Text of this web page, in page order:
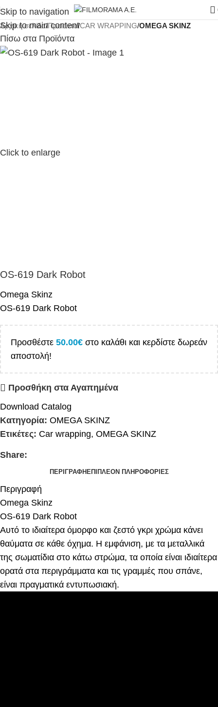
Skip to navigation
Skip to main content
Αρχική σελίδα Προϊόντα CAR WRAPPING OMEGA SKINZ
Πίσω στα Προϊόντα
Click to enlarge
OS-619 Dark Robot
Omega Skinz
OS-619 Dark Robot
Προσθέστε 50.00€ στο καλάθι και κερδίστε δωρεάν
αποστολή!
Προσθήκη στα Αγαπημένα
Download Catalog
Κατηγορία: OMEGA SKINZ
Ετικέτες: Car wrapping, OMEGA SKINZ
Share:
ΠΕΡΙΓΡΑΦΉ ΕΠΙΠΛΈΟΝ ΠΛΗΡΟΦΟΡΊΕΣ
Περιγραφή
Omega Skinz
OS-619 Dark Robot
Αυτό το ιδιαίτερα όμορφο και ζεστό γκρι χρώμα κάνει
θαύματα σε κάθε όχημα. Η εμφάνιση, με τα μεταλλικά
της σωματίδια στο κάτω στρώμα, τα οποία είναι ιδιαίτερα
ορατά στα περιγράμματα και τις γραμμές που σπάνε,
είναι πραγματικά εντυπωσιακή.